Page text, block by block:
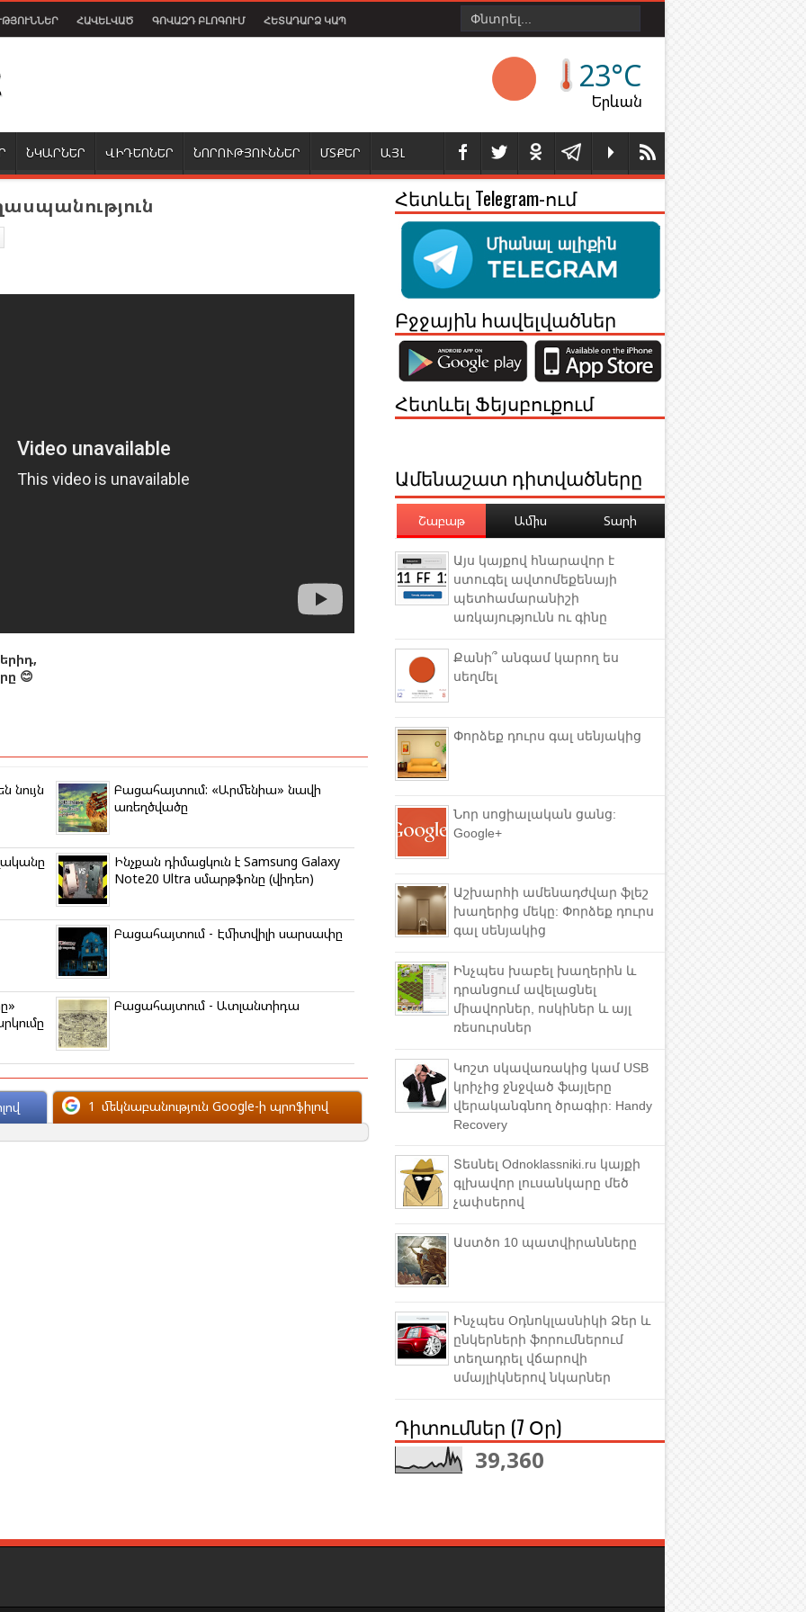
ՀԱՎԵԼՎԱԾ ԳՈՎԱԶԴ ԲԼՈԳՈՒՄ ՀԵՏԱԴԱՐՁ ԿԱՊ
23°C
Երևան
ՆԿԱՐՆԵՐ ՎԻԴԵՈՆԵՐ ՆՈՐՈՒԹՅՈՒՆՆԵՐ ՄՏՔԵՐ ԱՅԼ
😊
նույն
Բացահայտում: «Արմենիա» նավի
առեղծվածը
Ինչքան դիմացկուն է Samsung Galaxy
Note20 Ultra սմարթֆոնը (վիդեո)
Բացահայտում - Էմիտվիլի սարսափը
Բացահայտում - Ատլանտիդա
1 մեկնաբանություն Google-ի պրոֆիլով
Հետևել Telegram-ում
Բջջային հավելվածներ
Հետևել Ֆեյսբուքում
Ամենաշատ դիտվածները
Շաբաթ Ամիս Տարի
Այս կայքով հնարավոր է
ստուգել ավտոմեքենայի
պետհամարանիշի
առկայությունն ու գինը
Քանի՞ անգամ կարող ես
սեղմել
Փորձեք դուրս գալ սենյակից
Նոր սոցիալական ցանց:
Google+
Աշխարհի ամենադժվար ֆլեշ
խաղերից մեկը: Փորձեք դուրս
գալ սենյակից
Ինչպես խաբել խաղերին և
դրանցում ավելացնել
միավորներ, ոսկիներ և այլ
ռեսուրսներ
Կոշտ սկավառակից կամ USB
կրիչից ջնջված ֆայլերը
վերականգնող ծրագիր: Handy
Recovery
Տեսնել Odnoklassniki.ru կայքի
գլխավոր լուսանկարը մեծ
չափսերով
Աստծո 10 պատվիրանները
Ինչպես Օդնոկլասնիկի Ձեր և
ընկերների ֆորումներում
տեղադրել վճարովի
սմայլիկներով նկարներ
Դիտումներ (7 Օր)
39,360